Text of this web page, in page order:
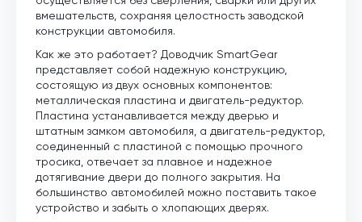
вмешательств, сохраняя целостность заводской
конструкции автомобиля.
Как же это работает? Доводчик SmartGear
представляет собой надежную конструкцию,
состоящую из двух основных компонентов:
металлическая пластина и двигатель-редуктор.
Пластина устанавливается между дверью и
штатным замком автомобиля, а двигатель-редуктор,
соединенный с пластиной с помощью прочного
тросика, отвечает за плавное и надежное
дотягивание двери до полного закрытия. На
большинство автомобилей можно поставить такое
устройство и забыть о хлопающих дверях.